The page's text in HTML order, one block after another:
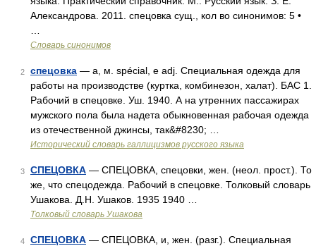
Александрова. 2011. спецовка сущ., кол во синонимов: 5 •
Словарь синонимов
2 спецовка — а, м. spécial, e adj. Специальная одежда для
работы на производстве (куртка, комбинезон, халат). БАС 1.
Рабочий в спецовке. Уш. 1940. А на утренних пассажирах
мужского пола была надета обыкновенная рабочая одежда
из отечественной джинсы, так&#8230; …
Исторический словарь галлицизмов русского языка
3 СПЕЦОВКА — СПЕЦОВКА, спецовки, жен. (неол. прост.). То
же, что спецодежда. Рабочий в спецовке. Толковый словарь
Ушакова. Д.Н. Ушаков. 1935 1940 …
Толковый словарь Ушакова
4 СПЕЦОВКА — СПЕЦОВКА, и, жен. (разг.). Специальная